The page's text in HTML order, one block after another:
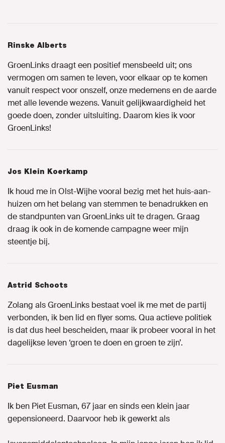
Rinske Alberts
GroenLinks draagt een positief mensbeeld uit; ons
vermogen om samen te leven, voor elkaar op te komen
vanuit respect voor onszelf, onze medemens en de aarde
met alle levende wezens. Vanuit gelijkwaardigheid het
goede doen, zonder uitsluiting. Daarom kies ik voor
GroenLinks!
Jos Klein Koerkamp
Ik houd me in Olst-Wijhe vooral bezig met het huis-aan-
huizen om het belang van stemmen te benadrukken en
de standpunten van GroenLinks uit te dragen. Graag
draag ik ook in de komende campagne weer mijn
steentje bij.
Astrid Schoots
Zolang als GroenLinks bestaat voel ik me met de partij
verbonden, ik ben lid en flyer soms. Qua actieve politiek
is dat dus heel bescheiden, maar ik probeer vooral in het
dagelijkse leven ‘groen te doen en groen te zijn’.
Piet Eusman
Ik ben Piet Eusman, 67 jaar en sinds een klein jaar
gepensioneerd. Daarvoor heb ik gewerkt als